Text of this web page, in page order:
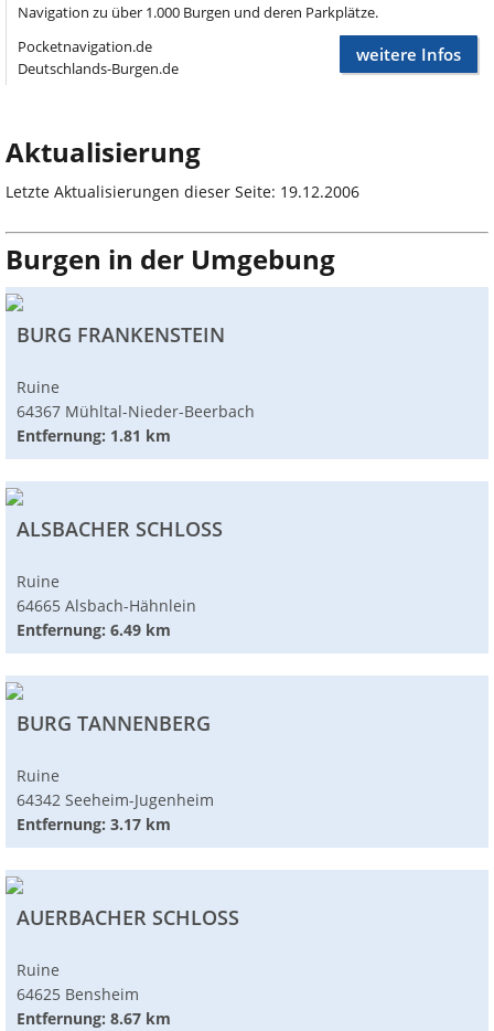
Navigation zu über 1.000 Burgen und deren Parkplätze.
Pocketnavigation.de
Deutschlands-Burgen.de
weitere Infos
Aktualisierung
Letzte Aktualisierungen dieser Seite: 19.12.2006
Burgen in der Umgebung
BURG FRANKENSTEIN
Ruine
64367 Mühltal-Nieder-Beerbach
Entfernung: 1.81 km
ALSBACHER SCHLOSS
Ruine
64665 Alsbach-Hähnlein
Entfernung: 6.49 km
BURG TANNENBERG
Ruine
64342 Seeheim-Jugenheim
Entfernung: 3.17 km
AUERBACHER SCHLOSS
Ruine
64625 Bensheim
Entfernung: 8.67 km